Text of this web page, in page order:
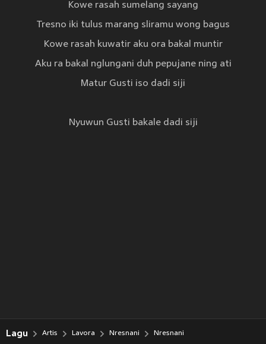
Kowe rasah sumelang sayang
Tresno iki tulus marang sliramu wong bagus
Kowe rasah kuwatir aku ora bakal muntir
Aku ra bakal nglungani duh pepujane ning ati
Matur Gusti iso dadi siji
Nyuwun Gusti bakale dadi siji
Lagu Artis Lavora Nresnani Nresnani